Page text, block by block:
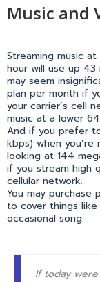
Music and
Streaming music
hour will use up
may seem
plan per month if
your carrier’s cell
music at a lower
And if you prefer
kbps) when
looking at 144
if you stream high
cellular network.
You may purchase
to cover things
occasional song.
If today